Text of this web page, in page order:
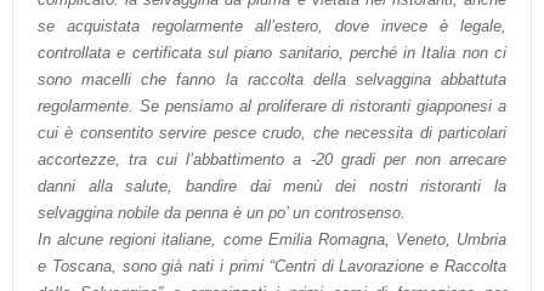
se acquistata regolarmente all’estero, dove invece è legale,
controllata e certificata sul piano sanitario, perché in Italia non ci
sono macelli che fanno la raccolta della selvaggina abbattuta
regolarmente. Se pensiamo al proliferare di ristoranti giapponesi a
cui è consentito servire pesce crudo, che necessita di particolari
accortezze, tra cui l’abbattimento a -20 gradi per non arrecare
danni alla salute, bandire dai menù dei nostri ristoranti la
selvaggina nobile da penna è un po’ un controsenso.
In alcune regioni italiane, come Emilia Romagna, Veneto, Umbria
e Toscana, sono già nati i primi “Centri di Lavorazione e Raccolta